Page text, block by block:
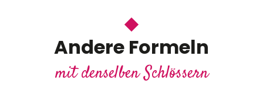
Andere Formeln
mit denselben Schlössern